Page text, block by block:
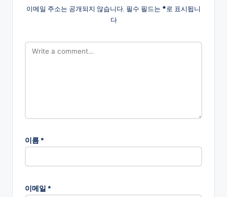
이메일 주소는 공개되지 않습니다. 필수 필드는 *로 표시됩니
다
이름*
이메일 *